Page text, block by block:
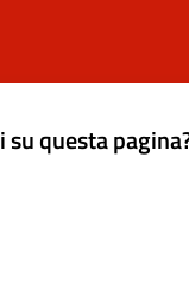
questa